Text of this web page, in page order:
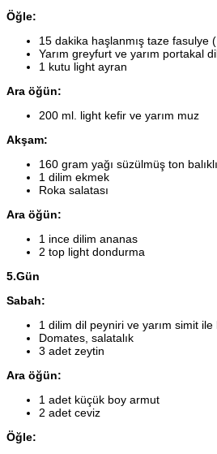
Öğle:
15 dakika haşlanmış taze fasulye
Yarım greyfurt ve yarım portakal
1 kutu light ayran
Ara öğün:
200 ml. light kefir ve yarım muz
Akşam:
160 gram yağı süzülmüş ton
1 dilim ekmek
Roka salatası
Ara öğün:
1 ince dilim ananas
2 top light dondurma
5.Gün
Sabah:
1 dilim dil peyniri ve yarım simit ile
Domates, salatalık
3 adet zeytin
Ara öğün:
1 adet küçük boy armut
2 adet ceviz
Öğle: